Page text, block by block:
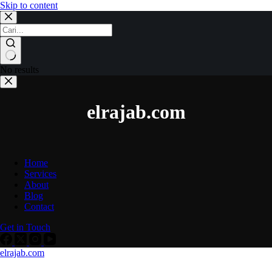
Skip to content
No results
elrajab.com
Home
Services
About
Blog
Contact
Get in Touch
elrajab.com